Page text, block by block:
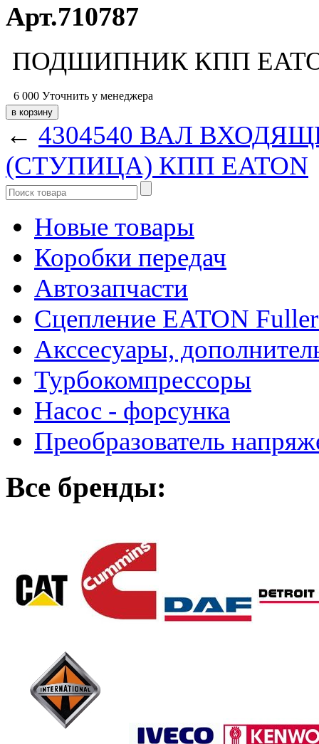
Арт.710787
ПОДШИПНИК КПП
6 000 Уточнить у менеджера
← 4304540 ВАЛ
(СТУПИЦА) КПП EATON
Новые товары
Коробки передач
Автозапчасти
Сцепление EATON
Акссесуары,
Турбокомпрессоры
Насос - форсунка
Преобразователь
Все бренды: